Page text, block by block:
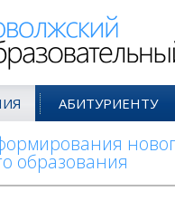
АБИТУРИЕНТУ
образования